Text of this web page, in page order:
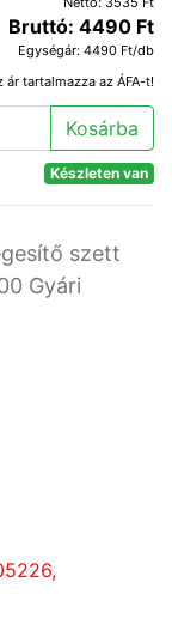
Bruttó: 4490 Ft
Egységár: 4490 Ft/db
ár tartalmazza az ÁFA-t!
Kosárba
Készleten van
szett
Gyári